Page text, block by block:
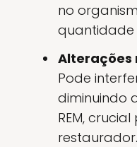
no
quantidade
Alterações
Pode
diminuindo
REM,
restaurador.